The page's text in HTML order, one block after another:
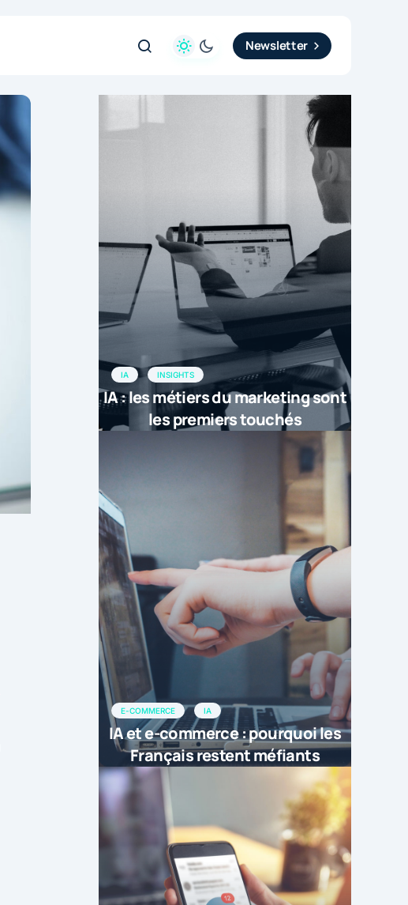
Newsletter
IA INSIGHTS
IA : les métiers du marketing sont
les premiers touchés
E-COMMERCE IA
IA et e-commerce : pourquoi les
Français restent méfiants